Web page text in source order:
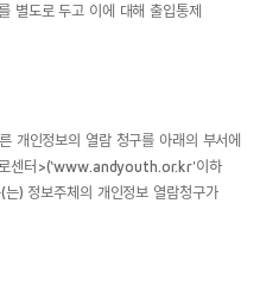
별도로 두고 이에 대해 출입통제
개인정보의 열람 청구를 아래의 부서에
로센터>(‘www.andyouth.or.kr'이하
) 정보주체의 개인정보 열람청구가